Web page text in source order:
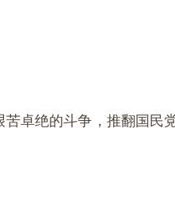
卓绝的斗争，推翻国民